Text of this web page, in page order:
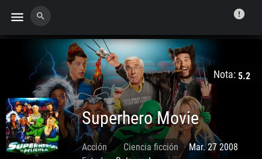
menu search error
Nota: 5.2
Superhero Movie
Acción Ciencia ficción
Mar. 27 2008